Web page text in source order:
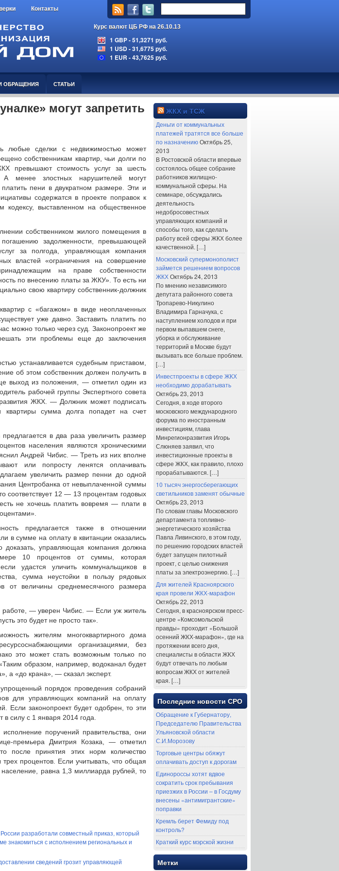
Контакты
Курс валют ЦБ РФ на 26.10.13
1 GBP - 51,3271 руб.
1 USD - 31,6775 руб.
1 EUR - 43,7625 руб.
ОБРАЩЕНИЯ СТАТЬИ
могут запретить
любые сделки с недвижимостью может
собственникам квартир, чьи долги по
превышают стоимость услуг за шесть
А менее злостных нарушителей могут
платить пени в двукратном размере.
Эти и
содержатся в проекте поправок к
кодексу, выставленном на общественное
собственником жилого помещения в
задолженности, превышающей
за полгода, управляющая компания
властей «ограничения на совершение
на праве собственности
по внесению платы за ЖКУ». То есть ни
свою квартиру собственник-должник
с «багажом» в виде неоплаченных
уже давно. Заставить платить по
можно только через суд. Законопроект же
решать эти проблемы еще до заключения
устанавливается судебным приставом,
об этом собственник должен получить в
выход из положения, — отметил один из
рабочей группы Экспертного совета
ЖКХ. — Должник может подписать
сумма долга попадет на счет
в два раза увеличить размер
населения являются хроническими
Андрей Чибис. — Треть из них вполне
или попросту ленятся оплачивать
увеличить размер пенни до одной
Центробанка от невыплаченной суммы
соответствует 12 — 13 процентам годовых
не хочешь платить вовремя — плати в
предлагается также в отношении
в сумме на оплату в квитанции оказались
доказать, управляющая компания должна
10 процентов от суммы, которая
удастся уличить коммунальщиков в
сумма неустойки в пользу рядовых
от величины среднемесячного размера
работе, — уверен Чибис. — Если уж житель
это будет не просто так».
жителям многоквартирного дома
организациями, без
это может стать возможным только по
образом, например, водоканал будет
а «до крана», — сказал эксперт.
порядок проведения собраний
для управляющих компаний на оплату
Если законопроект будет одобрен, то эти
силу с 1 января 2014 года.
поручений правительства, они
премьера Дмитрия Козака, — отметил
принятия этих норм количество
процентов. Если учитывать, что общая
равна 1,3 миллиарда рублей, то
разработали совместный приказ, который
знакомиться с исполнением региональных и
сведений грозит управляющей
ЖКХ и ТСЖ
Деньги от коммунальных
платежей тратятся все больше
по назначениюОктябрь 25,
2013
В Ростовской области впервые
состоялось общее собрание
работников жилищно-
коммунальной сферы. На
семинаре, обсуждались
деятельность
недобросовестных
управляющих компаний и
способы того, как сделать
работу всей сферы ЖКХ более
качественной. […]
Московский супермонополист
займется решением вопросов
ЖКХОктябрь 24, 2013
По мнению независимого
депутата районного совета
Тропарево-Никулино
Владимира Гарначука, с
наступлением холодов и при
первом выпавшем снеге,
уборка и обслуживание
территорий в Москве будут
вызывать все больше проблем.
[…]
Инвестпроекты в сфере ЖКХ
необходимо дорабатывать
Октябрь 23, 2013
Сегодня, в ходе второго
московского международного
форума по иностранным
инвестициям, глава
Минрегионразвития Игорь
Слюняев заявил, что
инвестиционные проекты в
сфере ЖКХ, как правило, плохо
прорабатываются. […]
10 тысяч энергосберегающих
светильников заменят обычные
Октябрь 23, 2013
По словам главы Московского
департамента топливно-
энергетического хозяйства
Павла Ливинского, в этом году,
по решению городских властей
будет запущен пилотный
проект, с целью снижения
платы за электроэнергию. […]
Для жителей Красноярского
края провели ЖКХ-марафон
Октябрь 22, 2013
Сегодня, в красноярском пресс-
центре «Комсомольской
правды» проходит «Большой
осенний ЖКХ-марафон», где на
протяжении всего дня,
специалисты в области ЖКХ
будут отвечать по любым
вопросам ЖКХ от жителей
края. […]
Последние новости СРО
Обращение к Губернатору,
Председателю Правительства
Ульяновской области
С.И.Морозову
Торговые центры обяжут
оплачивать доступ к дорогам
Единороссы хотят вдвое
сократить срок пребывания
приезжих в России – в Госдуму
внесены «антимигрантские»
поправки
Кремль берет Фемиду под
контроль?
Краткий курс мэрской жизни
Метки